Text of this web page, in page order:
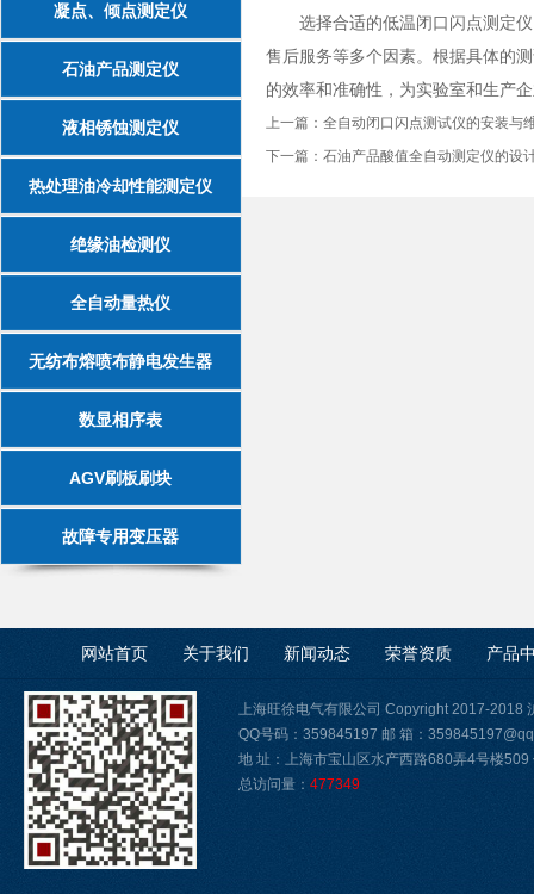
凝点、倾点测定仪
石油产品测定仪
液相锈蚀测定仪
热处理油冷却性能测定仪
绝缘油检测仪
全自动量热仪
无纺布熔喷布静电发生器
数显相序表
AGV刷板刷块
故障专用变压器
选择合适的低温闭口闪点测定仪
售后服务等多个因素。根据具体的
的效率和准确性，为实验室和生产
上一篇： 全自动闭口闪点测试仪的安装与
下一篇： 石油产品酸值全自动测定仪的设
网站首页 关于我们 新闻动态 荣誉资质 产品
上海旺徐电气有限公司 Copyright 2017-2018
QQ号码：359845197 邮 箱：
地 址：上海市宝山区水产西路680弄4号楼
总访问量： 477349